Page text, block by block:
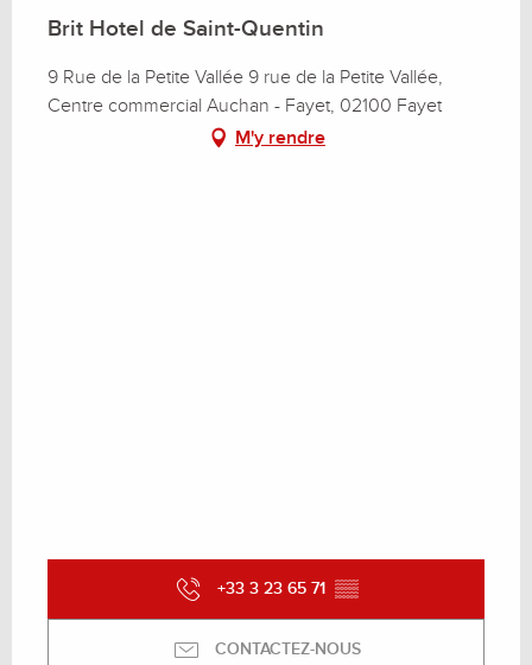
Brit Hotel de Saint-Quentin
9 Rue de la Petite Vallée 9 rue de la Petite Vallée,
Centre commercial Auchan - Fayet, 02100 Fayet
M'y rendre
+33 3 23 65 71 ▒▒
CONTACTEZ-NOUS